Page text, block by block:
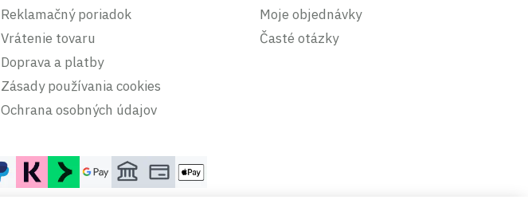
Reklamačný poriadok
Vrátenie tovaru
Doprava a platby
Zásady používania cookies
Ochrana osobných údajov
Moje objednávky
Časté otázky